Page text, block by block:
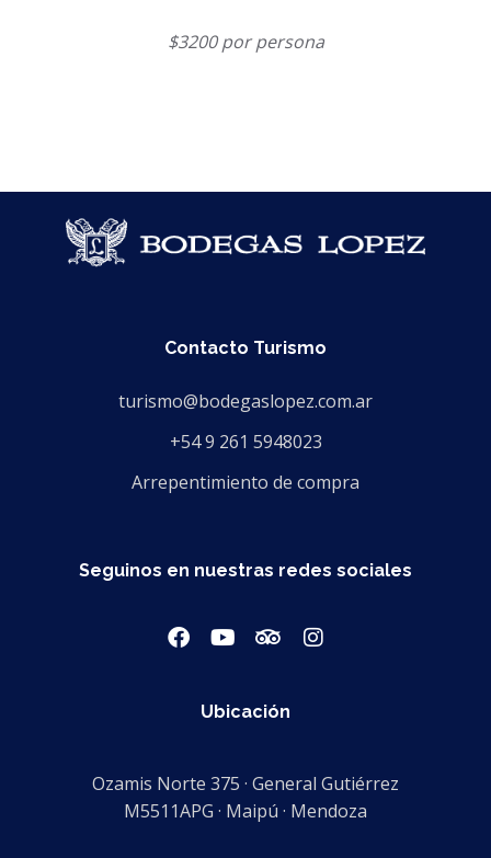
$3200 por persona
Contacto Turismo
turismo@bodegaslopez.com.ar
+54 9 261 5948023
Arrepentimiento de compra
Seguinos en nuestras redes sociales
Ubicación
Ozamis Norte 375 · General Gutiérrez
M5511APG · Maipú · Mendoza